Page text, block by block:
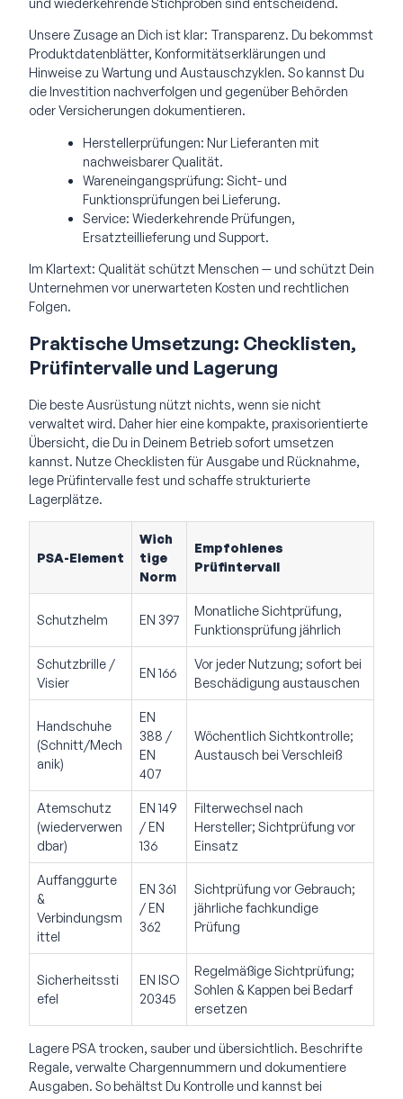
und wiederkehrende Stichproben sind entscheidend.
Unsere Zusage an Dich ist klar: Transparenz. Du bekommst
Produktdatenblätter, Konformitätserklärungen und
Hinweise zu Wartung und Austauschzyklen. So kannst Du
die Investition nachverfolgen und gegenüber Behörden
oder Versicherungen dokumentieren.
Herstellerprüfungen: Nur Lieferanten mit
nachweisbarer Qualität.
Wareneingangsprüfung: Sicht- und
Funktionsprüfungen bei Lieferung.
Service: Wiederkehrende Prüfungen,
Ersatzteillieferung und Support.
Im Klartext: Qualität schützt Menschen — und schützt Dein
Unternehmen vor unerwarteten Kosten und rechtlichen
Folgen.
Praktische Umsetzung: Checklisten,
Prüfintervalle und Lagerung
Die beste Ausrüstung nützt nichts, wenn sie nicht
verwaltet wird. Daher hier eine kompakte, praxisorientierte
Übersicht, die Du in Deinem Betrieb sofort umsetzen
kannst. Nutze Checklisten für Ausgabe und Rücknahme,
lege Prüfintervalle fest und schaffe strukturierte
Lagerplätze.
PSA-Element
Wich
tige
Norm
Empfohlenes
Prüfintervall
Schutzhelm EN 397
Monatliche Sichtprüfung,
Funktionsprüfung jährlich
Schutzbrille /
Visier
EN 166
Vor jeder Nutzung; sofort bei
Beschädigung austauschen
Handschuhe
(Schnitt/Mech
anik)
EN
388 /
EN
407
Wöchentlich Sichtkontrolle;
Austausch bei Verschleiß
Atemschutz
(wiederverwen
dbar)
EN 149
/ EN
136
Filterwechsel nach
Hersteller; Sichtprüfung vor
Einsatz
Auffanggurte
&
Verbindungsm
ittel
EN 361
/ EN
362
Sichtprüfung vor Gebrauch;
jährliche fachkundige
Prüfung
Sicherheitssti
efel
EN ISO
20345
Regelmäßige Sichtprüfung;
Sohlen & Kappen bei Bedarf
ersetzen
Lagere PSA trocken, sauber und übersichtlich. Beschrifte
Regale, verwalte Chargennummern und dokumentiere
Ausgaben. So behältst Du Kontrolle und kannst bei